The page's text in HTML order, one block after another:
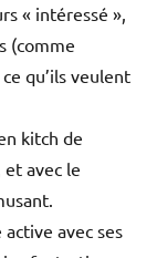
« intéressé »,
(comme
qu’ils veulent
kitch de
avec le
avec ses